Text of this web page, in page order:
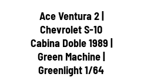
Ace Ventura 2 |
Chevrolet S-10
Cabina Doble 1989 |
Green Machine |
Greenlight 1/64